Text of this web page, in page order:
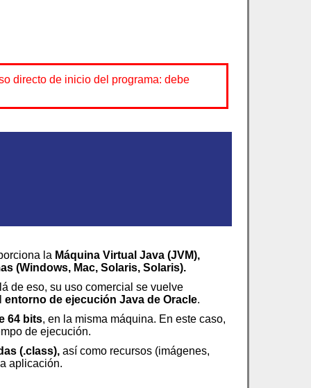
directo de inicio del programa: debe
la Máquina Virtual Java (JVM),
(Windows, Mac, Solaris, Solaris).
de eso, su uso comercial se vuelve
entorno de ejecución Java de Oracle.
64 bits, en la misma máquina. En este caso,
de ejecución.
(.class), así como recursos (imágenes,
aplicación.